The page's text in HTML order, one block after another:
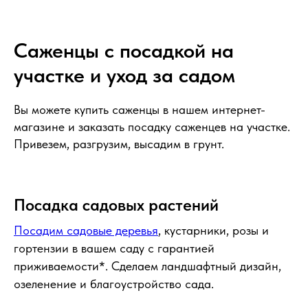
Саженцы с посадкой на
участке и уход за садом
Вы можете купить саженцы в нашем интернет-
магазине и заказать посадку саженцев на участке.
Привезем, разгрузим, высадим в грунт.
Посадка садовых растений
Посадим садовые деревья, кустарники, розы и
гортензии в вашем саду с гарантией
приживаемости*. Сделаем ландшафтный дизайн,
озеленение и благоустройство сада.